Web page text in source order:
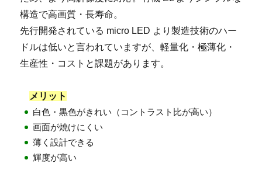
構造で高画質・長寿命。
先行開発されている micro LED より製造技術のハー
ドルは低いと言われていますが、軽量化・極薄化・
生産性・コストと課題があります。
メリット
白色・黒色がきれい（コントラスト比が高い）
画面が焼けにくい
薄く設計できる
輝度が高い